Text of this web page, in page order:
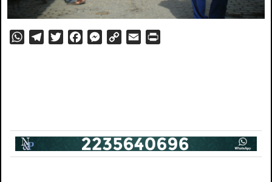
WhatsApp
TelegramTwitterFacebookMessenger
Copy
Email